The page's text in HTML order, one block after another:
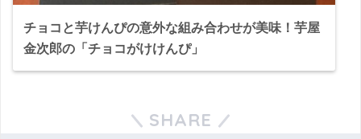
チョコと芋けんぴの意外な組み合わせが美味！芋屋
金次郎の「チョコがけけんぴ」
SHARE